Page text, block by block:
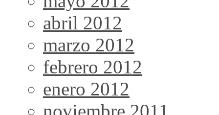
abril 2012
marzo 2012
febrero 2012
enero 2012
noviembre 2011